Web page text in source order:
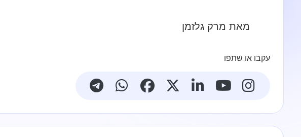
מאת מרק גלזמן
עקבו או שתפו